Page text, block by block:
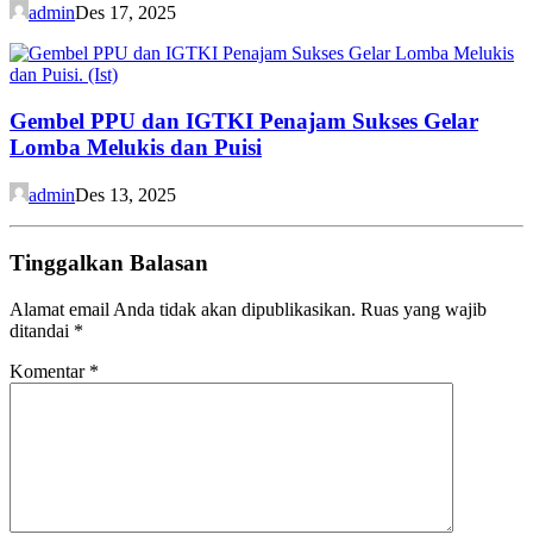
adminDes 17, 2025
Gembel PPU dan IGTKI Penajam Sukses Gelar
Lomba Melukis dan Puisi
adminDes 13, 2025
Tinggalkan Balasan
Alamat email Anda tidak akan dipublikasikan. Ruas yang wajib
ditandai *
Komentar *